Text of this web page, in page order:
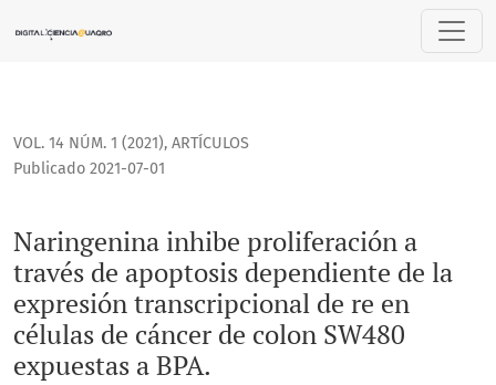
Naringenina inhibe proliferación a través de apoptosis
VOL. 14 NÚM. 1 (2021), ARTÍCULOS
Naringenina inhibe proliferación a
través de apoptosis dependiente de la
expresión transcripcional de re en
células de cáncer de colon SW480
expuestas a BPA.
Publicado 2021-07-01